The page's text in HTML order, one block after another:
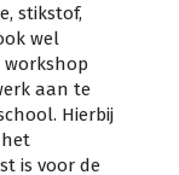
stikstof,
wel
workshop
aan te
Hierbij
is voor de